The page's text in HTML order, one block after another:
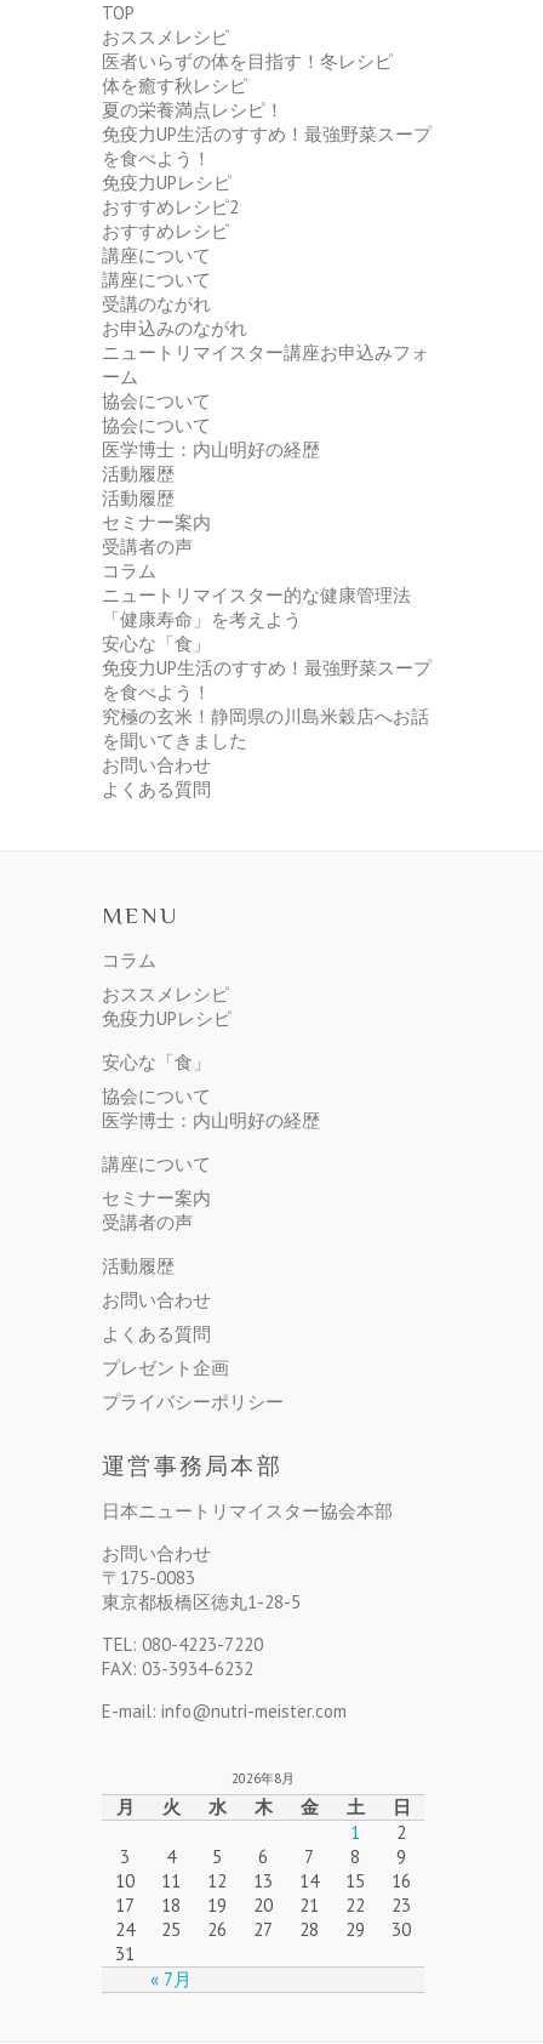
TOP
おススメレシピ
医者いらずの体を目指す！冬レシピ
体を癒す秋レシピ
夏の栄養満点レシピ！
免疫力UP生活のすすめ！最強野菜スープ
を食べよう！
免疫力UPレシピ
おすすめレシピ2
おすすめレシピ
講座について
講座について
受講のながれ
お申込みのながれ
ニュートリマイスター講座お申込みフォ
ーム
協会について
協会について
医学博士：内山明好の経歴
活動履歴
活動履歴
セミナー案内
受講者の声
コラム
ニュートリマイスター的な健康管理法
「健康寿命」を考えよう
安心な「食」
免疫力UP生活のすすめ！最強野菜スープ
を食べよう！
究極の玄米！静岡県の川島米穀店へお話
を聞いてきました
お問い合わせ
よくある質問
MENU
コラム
おススメレシピ
免疫力UPレシピ
安心な「食」
協会について
医学博士：内山明好の経歴
講座について
セミナー案内
受講者の声
活動履歴
お問い合わせ
よくある質問
プレゼント企画
プライバシーポリシー
運営事務局本部
日本ニュートリマイスター協会本部
お問い合わせ
〒175-0083
東京都板橋区徳丸1-28-5
TEL: 080-4223-7220
FAX: 03-3934-6232
E-mail: info@nutri-meister.com
2026年8月
月 火 水 木 金 土 日
« 7月
1
2
3
4 5 6 7 8
9
10
11 12 13 14 15
16
17
18 19 20 21 22
23
24
25 26 27 28 29
30
31